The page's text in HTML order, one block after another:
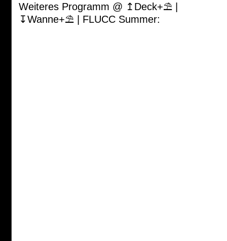
Weiteres Programm @ ↥Deck+⛱ |
↧Wanne+⛱ | FLUCC Summer: